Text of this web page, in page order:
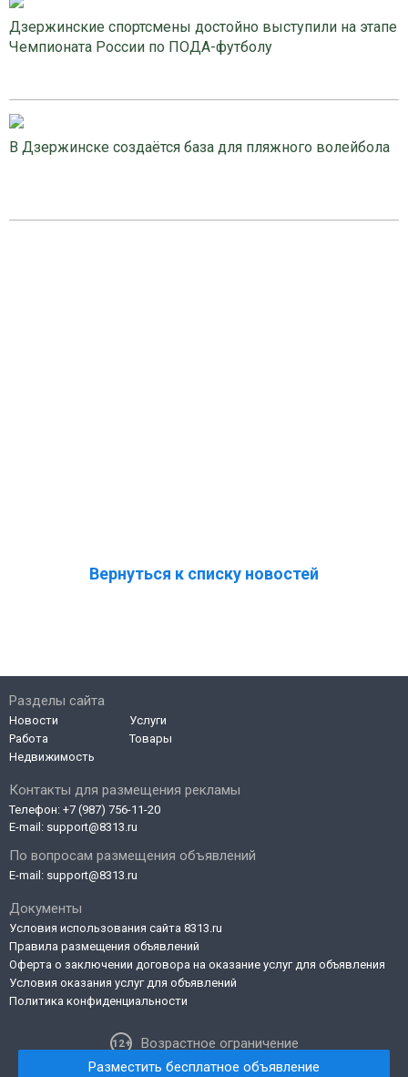
Дзержинские спортсмены достойно выступили на этапе
Чемпионата России по ПОДА-футболу
В Дзержинске создаётся база для пляжного волейбола
Вернуться к списку новостей
Контакты для размещения рекламы
Телефон: +7 (987) 756-11-20
E-mail: support@8313.ru
По вопросам размещения объявлений
E-mail: support@8313.ru
Документы
Условия использования сайта 8313.ru
Правила размещения объявлений
Оферта о заключении договора на оказание услуг для объявления
Условия оказания услуг для объявлений
Политика конфиденциальности
Возрастное ограничение
Разделы сайта
Новости
Работа
Недвижимость
Услуги
Товары
Разместить бесплатное объявление